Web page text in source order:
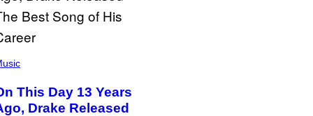
This Day 13 Years
Drake Released